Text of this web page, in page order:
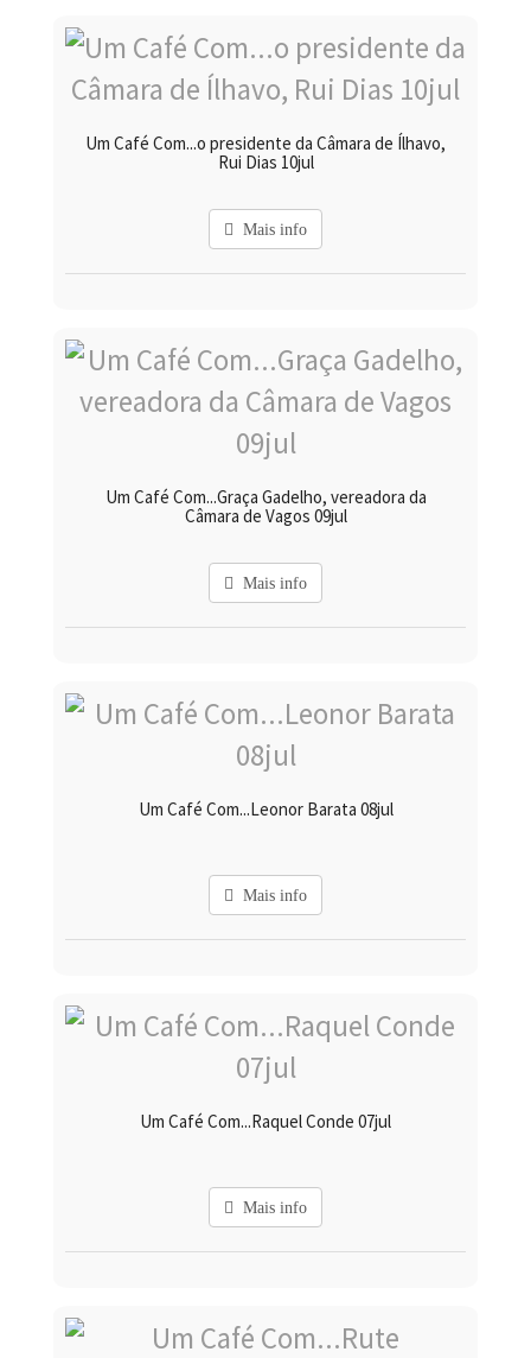
Um Café Com...o presidente da Câmara de Ílhavo,
Rui Dias 10jul
Mais info
Um Café Com...Graça Gadelho, vereadora da
Câmara de Vagos 09jul
Mais info
Um Café Com...Leonor Barata 08jul
Mais info
Um Café Com...Raquel Conde 07jul
Mais info